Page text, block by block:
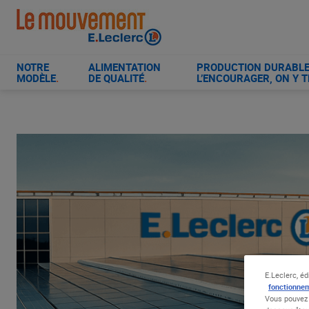
Aller
contenu
NOTRE
MODÈLE.
ALIMENTATION
DE QUALITÉ.
PRODUCTION
L’ENCOURAGER, ON Y
E.Leclerc,
Vous